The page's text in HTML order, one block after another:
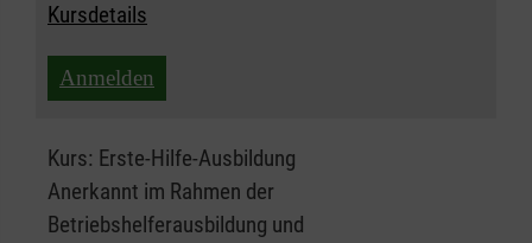
Kursdetails
Anmelden
Kurs: Erste-Hilfe-Ausbildung
Anerkannt im Rahmen der
Betriebshelferausbildung und